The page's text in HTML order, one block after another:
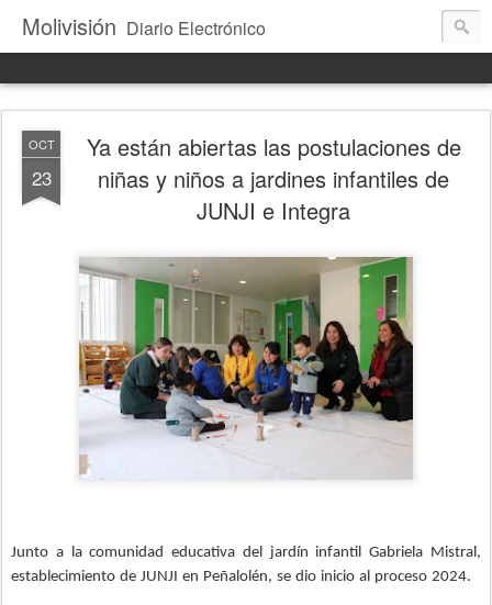
Molivisión Diario Electrónico
OCT
23
Ya están abiertas las postulaciones de
niñas y niños a jardines infantiles de
JUNJI e Integra
Junto a la comunidad educativa del jardín infantil Gabriela Mistral,
establecimiento de JUNJI en Peñalolén, se dio inicio al proceso 2024.